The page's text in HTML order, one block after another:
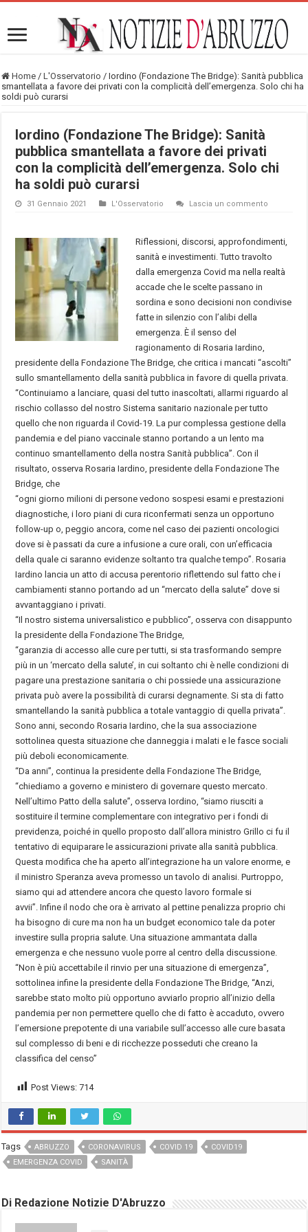
Home / L'Osservatorio / Iordino (Fondazione The Bridge): Sanità pubblica
smantellata a favore dei privati con la complicità dell’emergenza. Solo chi ha
soldi può curarsi
Iordino (Fondazione The Bridge): Sanità
pubblica smantellata a favore dei privati
con la complicità dell’emergenza. Solo chi
ha soldi può curarsi
31 Gennaio 2021 L'Osservatorio Lascia un commento
Riflessioni, discorsi, approfondimenti,
sanità e investimenti. Tutto travolto
dalla emergenza Covid ma nella realtà
accade che le scelte passano in
sordina e sono decisioni non condivise
fatte in silenzio con l’alibi della
emergenza. È il senso del
ragionamento di Rosaria Iardino,
presidente della Fondazione The Bridge, che critica i mancati “ascolti”
sullo smantellamento della sanità pubblica in favore di quella privata.
“Continuiamo a lanciare, quasi del tutto inascoltati, allarmi riguardo al
rischio collasso del nostro Sistema sanitario nazionale per tutto
quello che non riguarda il Covid-19. La pur complessa gestione della
pandemia e del piano vaccinale stanno portando a un lento ma
continuo smantellamento della nostra Sanità pubblica”. Con il
risultato, osserva Rosaria Iardino, presidente della Fondazione The
Bridge, che
“ogni giorno milioni di persone vedono sospesi esami e prestazioni
diagnostiche, i loro piani di cura riconfermati senza un opportuno
follow-up o, peggio ancora, come nel caso dei pazienti oncologici
dove si è passati da cure a infusione a cure orali, con un’efficacia
della quale ci saranno evidenze soltanto tra qualche tempo”. Rosaria
Iardino lancia un atto di accusa perentorio riflettendo sul fatto che i
cambiamenti stanno portando ad un “mercato della salute” dove si
avvantaggiano i privati.
“Il nostro sistema universalistico e pubblico”, osserva con disappunto
la presidente della Fondazione The Bridge,
“garanzia di accesso alle cure per tutti, si sta trasformando sempre
più in un ‘mercato della salute’, in cui soltanto chi è nelle condizioni di
pagare una prestazione sanitaria o chi possiede una assicurazione
privata può avere la possibilità di curarsi degnamente. Si sta di fatto
smantellando la sanità pubblica a totale vantaggio di quella privata”.
Sono anni, secondo Rosaria Iardino, che la sua associazione
sottolinea questa situazione che danneggia i malati e le fasce sociali
più deboli economicamente.
“Da anni”, continua la presidente della Fondazione The Bridge,
“chiediamo a governo e ministero di governare questo mercato.
Nell’ultimo Patto della salute”, osserva Iordino, “siamo riusciti a
sostituire il termine complementare con integrativo per i fondi di
previdenza, poiché in quello proposto dall’allora ministro Grillo ci fu il
tentativo di equiparare le assicurazioni private alla sanità pubblica.
Questa modifica che ha aperto all’integrazione ha un valore enorme, e
il ministro Speranza aveva promesso un tavolo di analisi. Purtroppo,
siamo qui ad attendere ancora che questo lavoro formale si
avvii”. Infine il nodo che ora è arrivato al pettine penalizza proprio chi
ha bisogno di cure ma non ha un budget economico tale da poter
investire sulla propria salute. Una situazione ammantata dalla
emergenza e che nessuno vuole porre al centro della discussione.
“Non è più accettabile il rinvio per una situazione di emergenza”,
sottolinea infine la presidente della Fondazione The Bridge, “Anzi,
sarebbe stato molto più opportuno avviarlo proprio all’inizio della
pandemia per non permettere quello che di fatto è accaduto, ovvero
l’emersione prepotente di una variabile sull’accesso alle cure basata
sul complesso di beni e di ricchezze posseduti che creano la
classifica del censo”
Post Views: 714
Tags ABRUZZO CORONAVIRUS COVID 19
COVID19
EMERGENZA COVID
SANITÀ
Di Redazione Notizie D'Abruzzo